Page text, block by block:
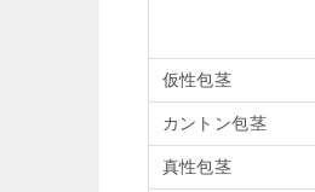
仮性包茎
カントン包茎
真性包茎